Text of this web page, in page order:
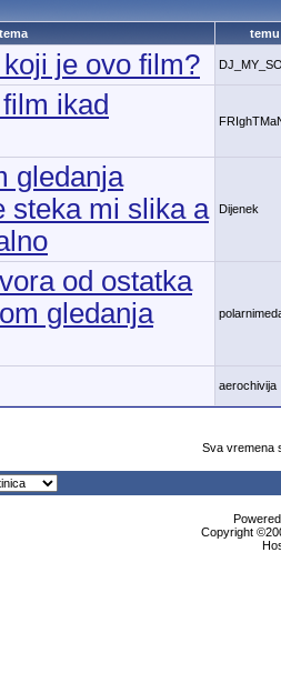
tema
je ovo film?
ikad
gledanja
steka mi slika a
Dijenek
od ostatka
gledanja
aerochivija
Sva vremena
Copyright